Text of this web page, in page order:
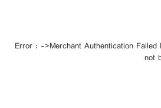
Error : ->Merchant Authentication
not